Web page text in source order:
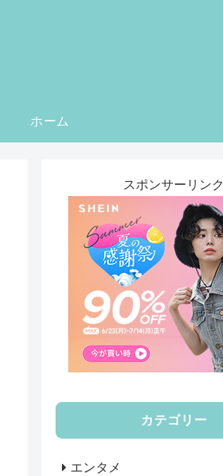
ホーム
スポンサーリンク
カテゴリー
エンタメ